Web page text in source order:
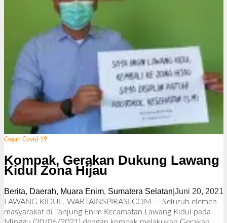
Cegah Covid-19
Kompak, Gerakan Dukung Lawang
Kidul Zona Hijau
Berita, Daerah, Muara Enim, Sumatera Selatan Juni 20, 2021
LAWANG KIDUL, WARTAINSPIRASI.COM — Seluruh elemen
masyarakat di Tanjung Enim Kecamatan Lawang Kidul pada